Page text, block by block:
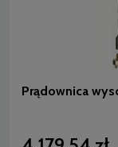
Prądownica